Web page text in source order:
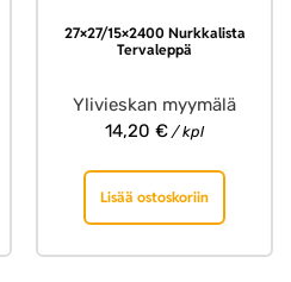
27×27/15×2400 Nurkkalista
Tervaleppä
Ylivieskan myymälä
14,20 € / kpl
Lisää ostoskoriin